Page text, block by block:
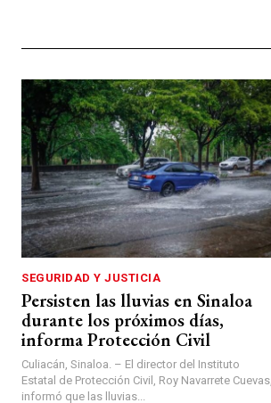
SEGURIDAD Y JUSTICIA
Persisten las lluvias en Sinaloa
durante los próximos días,
informa Protección Civil
Culiacán, Sinaloa. – El director del Instituto
Estatal de Protección Civil, Roy Navarrete Cuevas,
informó que las lluvias...